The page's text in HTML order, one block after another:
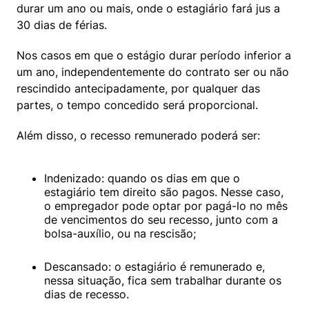
durar um ano ou mais, onde o estagiário fará jus a
30 dias de férias.
Nos casos em que o estágio durar período inferior a
um ano, independentemente do contrato ser ou não
rescindido antecipadamente, por qualquer das
partes, o tempo concedido será proporcional.
Além disso, o recesso remunerado poderá ser:
Indenizado: quando os dias em que o
estagiário tem direito são pagos. Nesse caso,
o empregador pode optar por pagá-lo no mês
de vencimentos do seu recesso, junto com a
bolsa-auxílio, ou na rescisão;
Descansado: o estagiário é remunerado e,
nessa situação, fica sem trabalhar durante os
dias de recesso.